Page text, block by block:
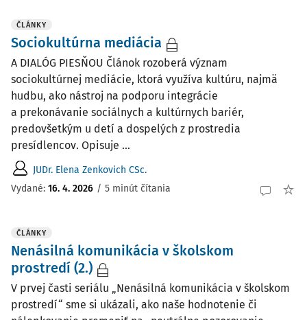
ČLÁNKY
Sociokultúrna mediácia
A DIALÓG PIESŇOU Článok rozoberá význam
sociokultúrnej mediácie, ktorá využíva kultúru, najmä
hudbu, ako nástroj na podporu integrácie
a prekonávanie sociálnych a kultúrnych bariér,
predovšetkým u detí a dospelých z prostredia
presídlencov. Opisuje ...
JUDr. Elena Zenkovich CSc.
Vydané: 16. 4. 2026 / 5 minút čítania
ČLÁNKY
Nenásilná komunikácia v školskom
prostredí (2.)
V prvej časti seriálu „Nenásilná komunikácia v školskom
prostredí“ sme si ukázali, ako naše hodnotenie či